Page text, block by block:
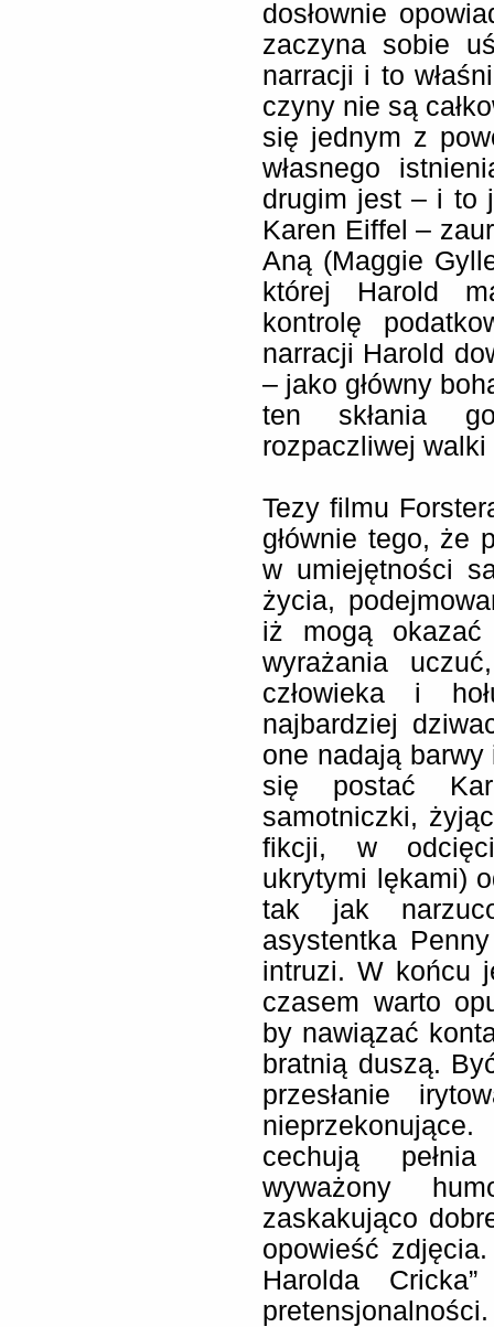
dosłownie
zaczyna sobie
narracji i to
czyny nie są
się jednym z
własnego
drugim jest – i to
Karen Eiffel –
Aną (Maggie
której Harold
kontrolę
narracji Harold
– jako główny
ten skłania
rozpaczliwej
Tezy filmu
głównie tego, że
w umiejętności
życia,
iż mogą okazać
wyrażania
człowieka i
najbardziej
one nadają
się postać
samotniczki,
fikcji, w
ukrytymi lękami)
tak jak
asystentka
intruzi. W końcu
czasem warto
by nawiązać
bratnią duszą.
przesłanie
cechują
wyważony
zaskakująco
opowieść
Harolda
pretensjonalności.